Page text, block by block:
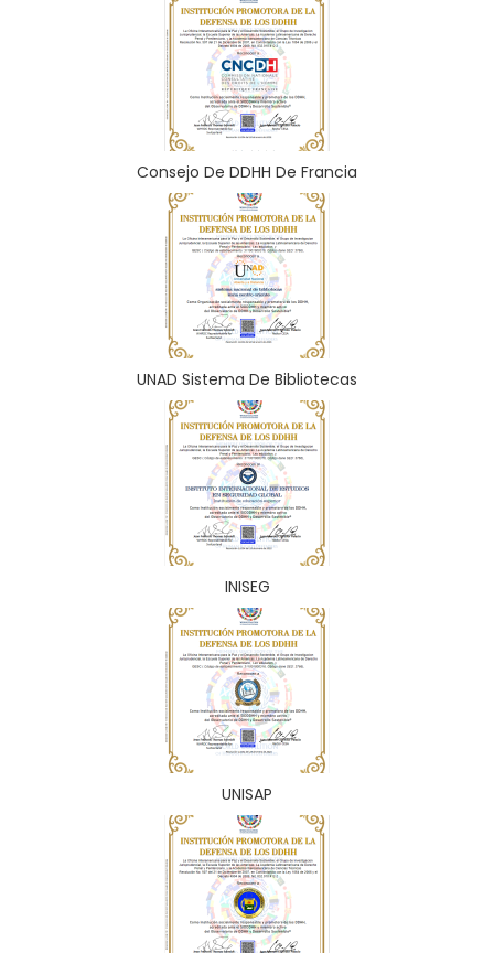
Consejo De DDHH De Francia
UNAD Sistema De Bibliotecas
INISEG
UNISAP